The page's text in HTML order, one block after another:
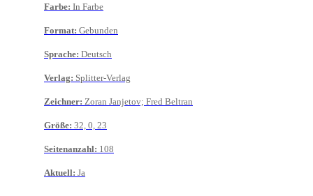
Farbe: In Farbe
Format: Gebunden
Sprache: Deutsch
Verlag: Splitter-Verlag
Zeichner: Zoran Janjetov; Fred Beltran
Größe: 32, 0, 23
Seitenanzahl: 108
Aktuell: Ja